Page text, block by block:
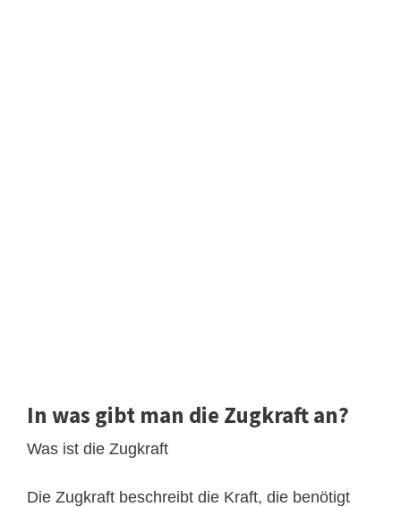
In was gibt man die Zugkraft an?
Was ist die Zugkraft
Die Zugkraft beschreibt die Kraft, die benötigt